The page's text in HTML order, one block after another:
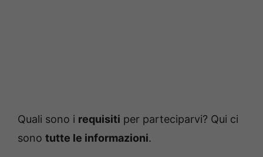
Quali sono i requisiti per parteciparvi? Qui ci
sono tutte le informazioni.